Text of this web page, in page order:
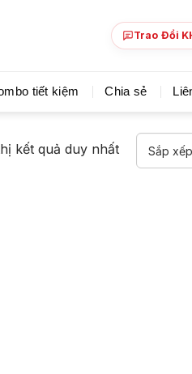
mỗi ngày! Trao Đổi
tiết kiệm Chia sẻ
kết quả duy nhất